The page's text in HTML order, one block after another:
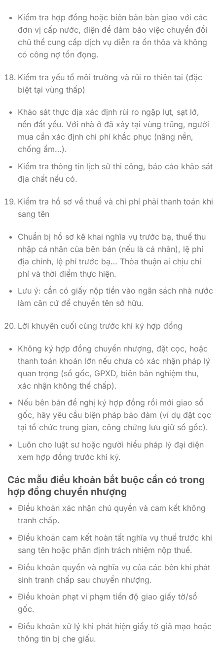
Kiểm tra hợp đồng hoặc biên bản bàn giao với các
đơn vị cấp nước, điện để đảm bảo việc chuyển đổi
chủ thể cung cấp dịch vụ diễn ra ổn thỏa và không
có công nợ tồn đọng.
Kiểm tra yếu tố môi trường và rủi ro thiên tai (đặc
biệt tại vùng thấp)
Khảo sát thực địa xác định rủi ro ngập lụt, sạt lở,
nền đất yếu. Với nhà ở đã xây tại vùng trũng, người
mua cần xác định chi phí khắc phục (nâng nền,
chống ẩm…).
Kiểm tra thông tin lịch sử thi công, báo cáo khảo sát
địa chất nếu có.
Kiểm tra hồ sơ về thuế và chi phí phải thanh toán khi
sang tên
Chuẩn bị hồ sơ kê khai nghĩa vụ trước bạ, thuế thu
nhập cá nhân của bên bán (nếu là cá nhân), lệ phí
địa chính, lệ phí trước bạ… Thỏa thuận ai chịu chi
phí và thời điểm thực hiện.
Lưu ý: cần có giấy nộp tiền vào ngân sách nhà nước
làm căn cứ để chuyển tên sở hữu.
Lời khuyên cuối cùng trước khi ký hợp đồng
Không ký hợp đồng chuyển nhượng, đặt cọc, hoặc
thanh toán khoản lớn nếu chưa có xác nhận pháp lý
quan trọng (sổ gốc, GPXD, biên bản nghiệm thu,
xác nhận không thế chấp).
Nếu bên bán đề nghị ký hợp đồng rồi mới giao sổ
gốc, hãy yêu cầu biện pháp bảo đảm (ví dụ đặt cọc
tại tổ chức trung gian, công chứng lưu giữ sổ gốc).
Luôn cho luật sư hoặc người hiểu pháp lý đại diện
xem hợp đồng trước khi ký.
Các mẫu điều khoản bắt buộc cần có trong
hợp đồng chuyển nhượng
Điều khoản xác nhận chủ quyền và cam kết không
tranh chấp.
Điều khoản cam kết hoàn tất nghĩa vụ thuế trước khi
sang tên hoặc phân định trách nhiệm nộp thuế.
Điều khoản quyền và nghĩa vụ của các bên khi phát
sinh tranh chấp sau chuyển nhượng.
Điều khoản phạt vi phạm tiến độ giao giấy tờ/sổ
gốc.
Điều khoản xử lý khi phát hiện giấy tờ giả mạo hoặc
thông tin bị che giấu.